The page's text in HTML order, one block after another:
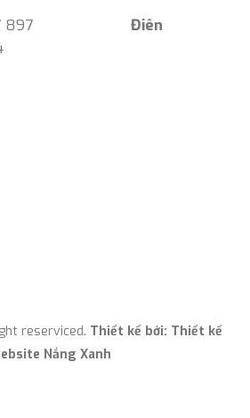
897 Điên
reserviced. Thiết kế bởi: Thiết kế
Nắng Xanh